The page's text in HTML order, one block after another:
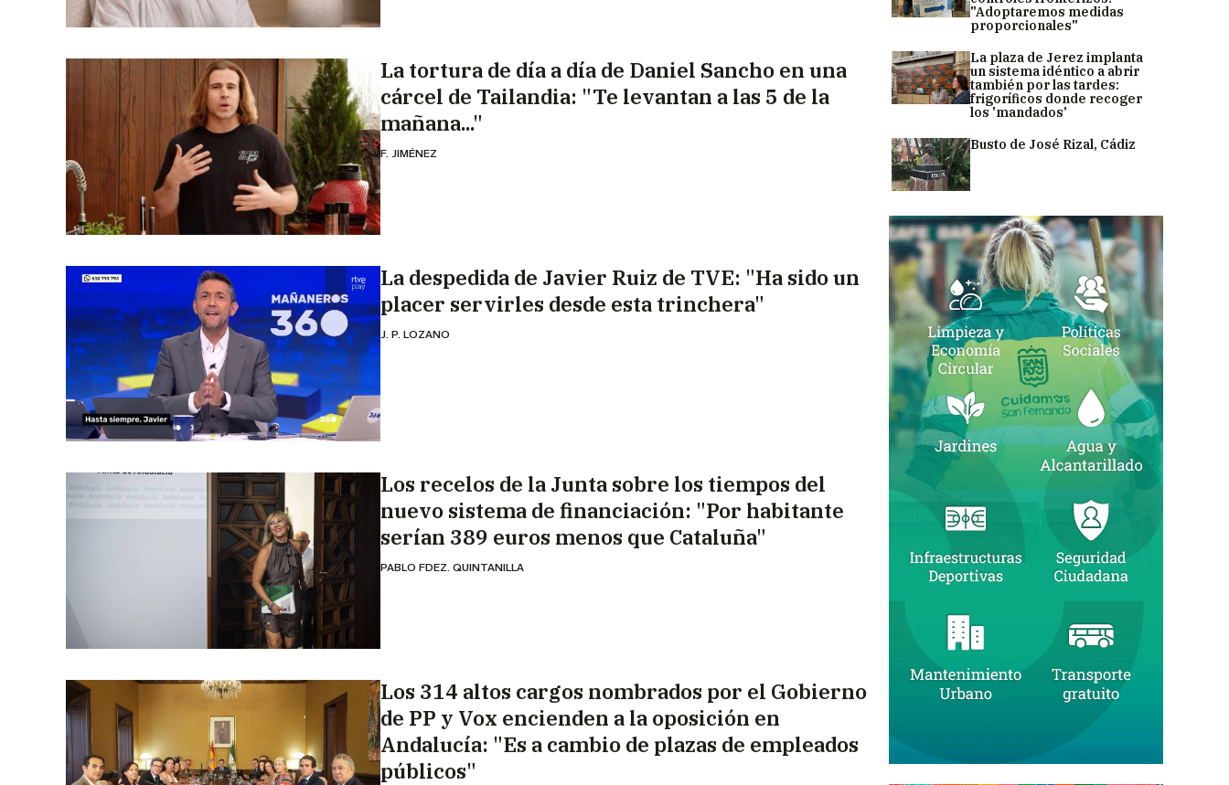
La tortura de día a día de Daniel Sancho en una
cárcel de Tailandia: "Te levantan a las 5 de la
mañana..."
F. JIMÉNEZ
La despedida de Javier Ruiz de TVE: "Ha sido un
placer servirles desde esta trinchera"
J. P. LOZANO
Los recelos de la Junta sobre los tiempos del
nuevo sistema de financiación: "Por habitante
serían 389 euros menos que Cataluña"
PABLO FDEZ. QUINTANILLA
Los 314 altos cargos nombrados por el Gobierno
de PP y Vox encienden a la oposición en
Andalucía: "Es a cambio de plazas de empleados
públicos"
"Adoptaremos medidas
proporcionales"
La plaza de Jerez implanta
un sistema idéntico a abrir
también por las tardes:
frigoríficos donde recoger
los 'mandados'
Busto de José Rizal, Cádiz